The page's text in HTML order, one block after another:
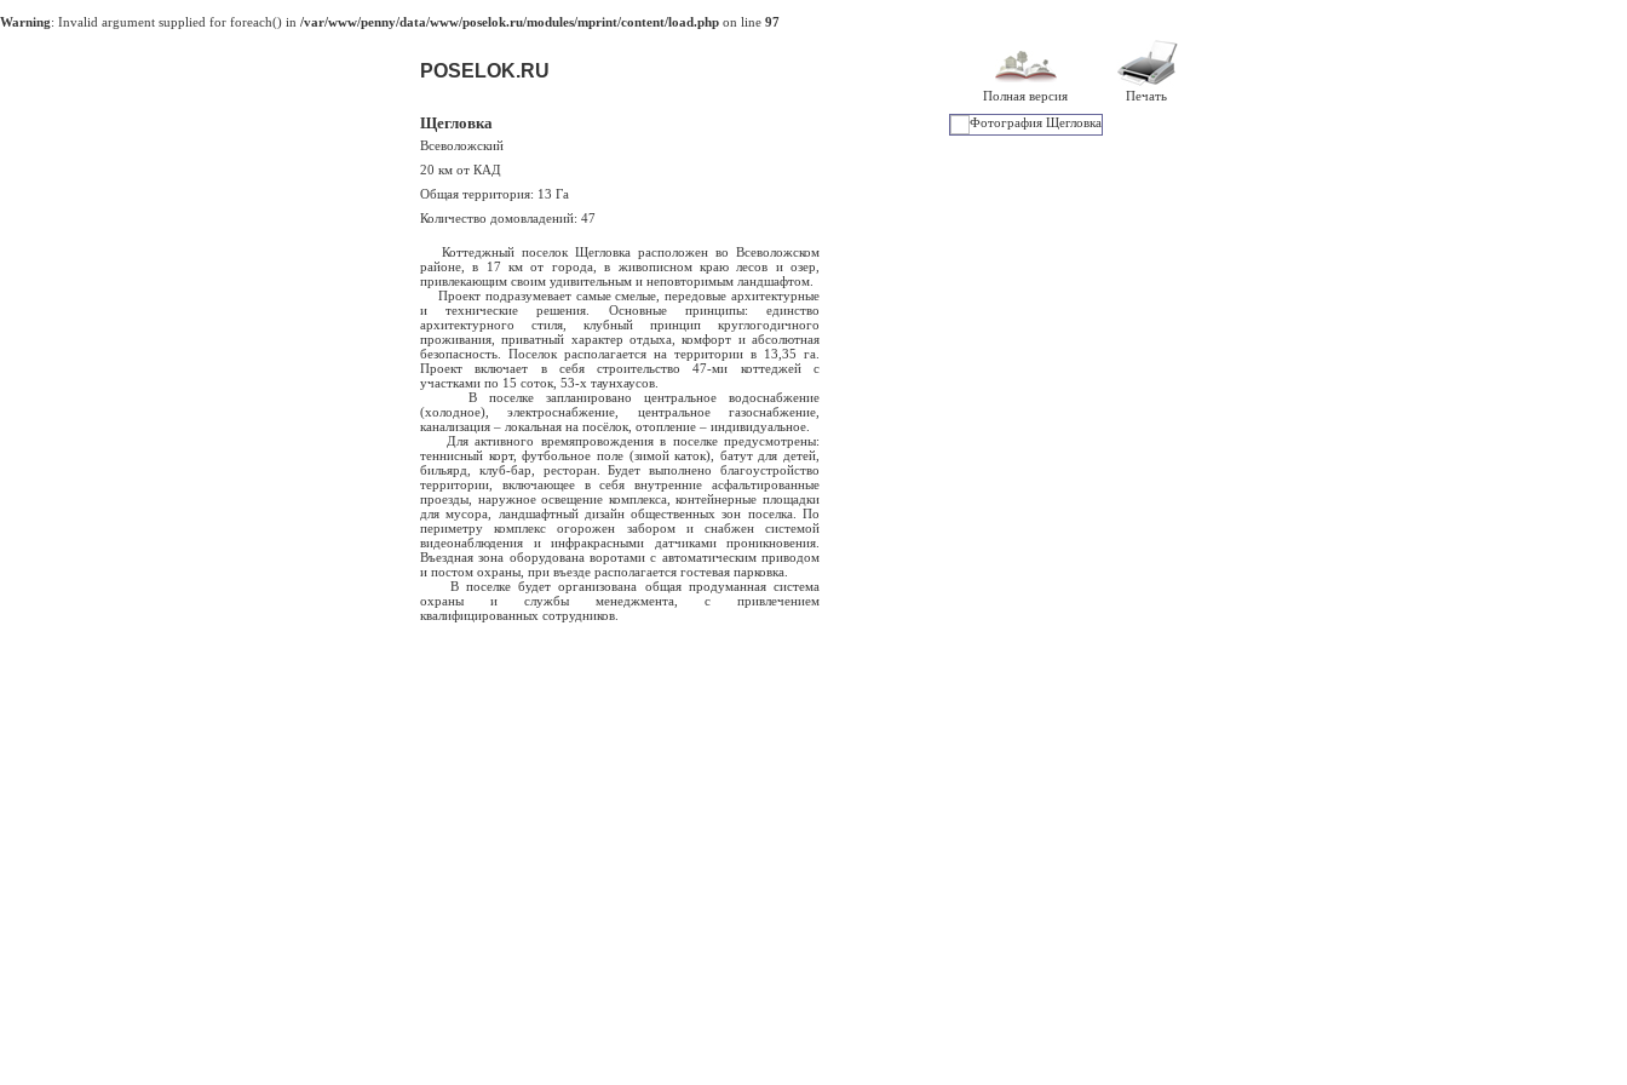
Warning: Invalid argument supplied for foreach() in /var/www/penny/data/www/poselok.ru/modules/mprint/content/load.php on line 97
POSELOK.RU
Полная версия Печать
Щегловка
Всеволожский
20 км от КАД
Общая территория: 13 Га
Количество домовладений: 47
Коттеджный поселок Щегловка расположен во Всеволожском
районе, в 17 км от города, в живописном краю лесов и озер,
привлекающим своим удивительным и неповторимым ландшафтом.
Проект подразумевает самые смелые, передовые архитектурные
и технические решения. Основные принципы: единство
архитектурного стиля, клубный принцип круглогодичного
проживания, приватный характер отдыха, комфорт и абсолютная
безопасность. Поселок располагается на территории в 13,35 га.
Проект включает в себя строительство 47-ми коттеджей с
участками по 15 соток, 53-х таунхаусов.
В поселке запланировано центральное водоснабжение
(холодное), электроснабжение, центральное газоснабжение,
канализация – локальная на посёлок, отопление – индивидуальное.
Для активного времяпровождения в поселке предусмотрены:
теннисный корт, футбольное поле (зимой каток), батут для детей,
бильярд, клуб-бар, ресторан. Будет выполнено благоустройство
территории, включающее в себя внутренние асфальтированные
проезды, наружное освещение комплекса, контейнерные площадки
для мусора, ландшафтный дизайн общественных зон поселка. По
периметру комплекс огорожен забором и снабжен системой
видеонаблюдения и инфракрасными датчиками проникновения.
Въездная зона оборудована воротами с автоматическим приводом
и постом охраны, при въезде располагается гостевая парковка.
В поселке будет организована общая продуманная система
охраны и службы менеджмента, с привлечением
квалифицированных сотрудников.